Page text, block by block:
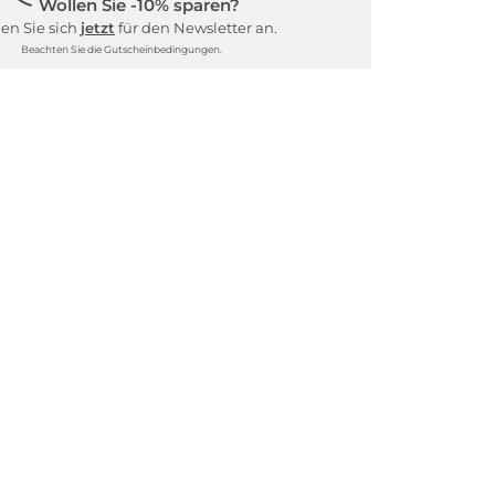
Wollen Sie -10% sparen?
Sie sich jetzt für den Newsletter an.
Beachten Sie die Gutscheinbedingungen.